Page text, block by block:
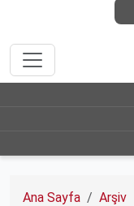
Ana Sayfa
Arşiv